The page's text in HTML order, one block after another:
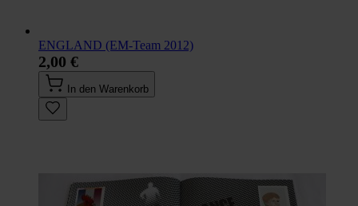
ENGLAND (EM-Team 2012)
2,00 €
In den Warenkorb